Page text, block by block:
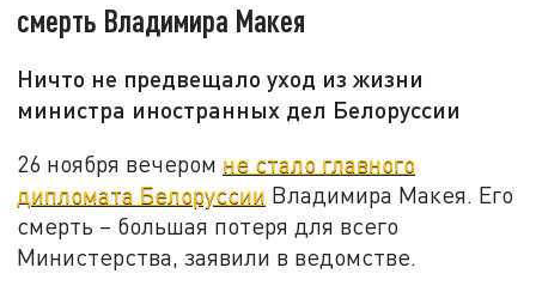
смерть Владимира Макея
Ничто не предвещало уход из жизни
министра иностранных дел Белоруссии
26 ноября вечером не стало главного
дипломата Белоруссии Владимира Макея. Его
смерть – большая потеря для всего
Министерства, заявили в ведомстве.